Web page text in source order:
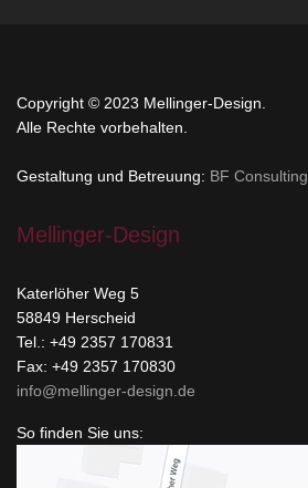
Copyright © 2023 Mellinger-Design.
Alle Rechte vorbehalten.
Gestaltung und Betreuung: BF Consulting
Mellinger-Design
Katerlöher Weg 5
58849 Herscheid
Tel.: +49 2357 170831
Fax: +49 2357 170830
info@mellinger-design.de
So finden Sie uns: